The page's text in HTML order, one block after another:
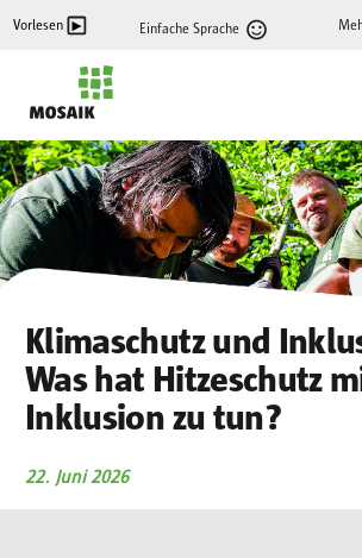
Vorlesen Einfache Sprache
Klimaschutz und
Was hat Hitzeschutz
Inklusion zu tun?
22. Juni 2026